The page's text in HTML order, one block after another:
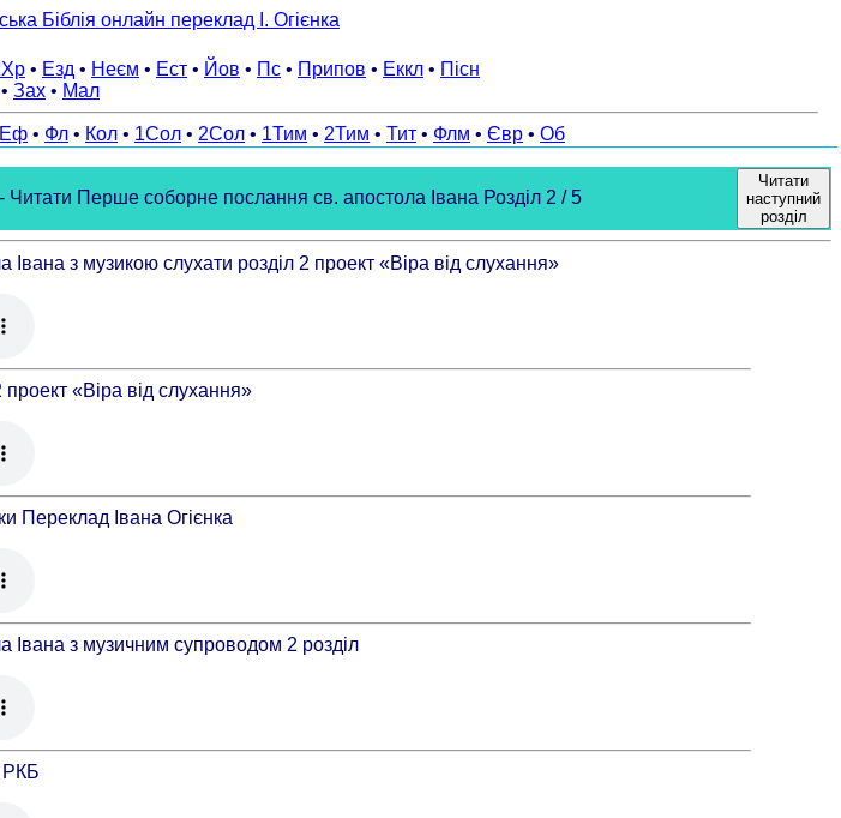
Біблія онлайн переклад І. Огієнка
• Езд • Неєм • Ест • Йов • Пс • Припов • Еккл • Пісн
• Зах • Мал
Еф • Фл • Кол • 1Сол • 2Сол • 1Тим • 2Тим • Тит • Флм • Євр • Об
Перше соборне послання св. апостола Івана Розділ 2 / 5
Читати
наступний
розділ
з музикою слухати розділ 2 проект «Віра від слухання»
«Віра від слухання»
Переклад Івана Огієнка
Івана з музичним супроводом 2 розділ
РКБ